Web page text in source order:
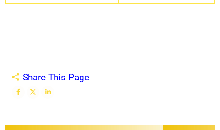
Share This Page